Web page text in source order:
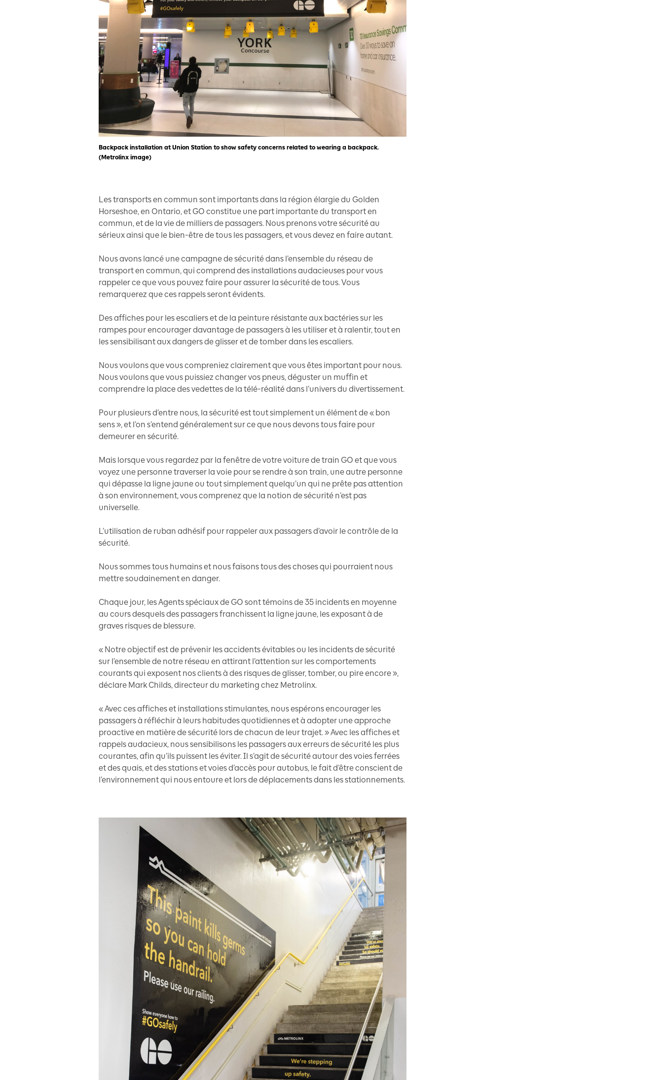
Backpack installation at Union Station to show safety concerns related to wearing a backpack.
(Metrolinx image)
Les transports en commun sont importants dans la région élargie du Golden
Horseshoe, en Ontario, et GO constitue une part importante du transport en
commun, et de la vie de milliers de passagers. Nous prenons votre sécurité au
sérieux ainsi que le bien-être de tous les passagers, et vous devez en faire autant.
Nous avons lancé une campagne de sécurité dans l’ensemble du réseau de
transport en commun, qui comprend des installations audacieuses pour vous
rappeler ce que vous pouvez faire pour assurer la sécurité de tous. Vous
remarquerez que ces rappels seront évidents.
Des affiches pour les escaliers et de la peinture résistante aux bactéries sur les
rampes pour encourager davantage de passagers à les utiliser et à ralentir, tout en
les sensibilisant aux dangers de glisser et de tomber dans les escaliers.
Nous voulons que vous compreniez clairement que vous êtes important pour nous.
Nous voulons que vous puissiez changer vos pneus, déguster un muffin et
comprendre la place des vedettes de la télé-réalité dans l’univers du divertissement.
Pour plusieurs d’entre nous, la sécurité est tout simplement un élément de « bon
sens », et l’on s’entend généralement sur ce que nous devons tous faire pour
demeurer en sécurité.
Mais lorsque vous regardez par la fenêtre de votre voiture de train GO et que vous
voyez une personne traverser la voie pour se rendre à son train, une autre personne
qui dépasse la ligne jaune ou tout simplement quelqu’un qui ne prête pas attention
à son environnement, vous comprenez que la notion de sécurité n’est pas
universelle.
L’utilisation de ruban adhésif pour rappeler aux passagers d’avoir le contrôle de la
sécurité.
Nous sommes tous humains et nous faisons tous des choses qui pourraient nous
mettre soudainement en danger.
Chaque jour, les Agents spéciaux de GO sont témoins de 35 incidents en moyenne
au cours desquels des passagers franchissent la ligne jaune, les exposant à de
graves risques de blessure.
« Notre objectif est de prévenir les accidents évitables ou les incidents de sécurité
sur l’ensemble de notre réseau en attirant l’attention sur les comportements
courants qui exposent nos clients à des risques de glisser, tomber, ou pire encore »,
déclare Mark Childs, directeur du marketing chez Metrolinx.
« Avec ces affiches et installations stimulantes, nous espérons encourager les
passagers à réfléchir à leurs habitudes quotidiennes et à adopter une approche
proactive en matière de sécurité lors de chacun de leur trajet. » Avec les affiches et
rappels audacieux, nous sensibilisons les passagers aux erreurs de sécurité les plus
courantes, afin qu’ils puissent les éviter. Il s’agit de sécurité autour des voies ferrées
et des quais, et des stations et voies d’accès pour autobus, le fait d’être conscient de
l’environnement qui nous entoure et lors de déplacements dans les stationnements.